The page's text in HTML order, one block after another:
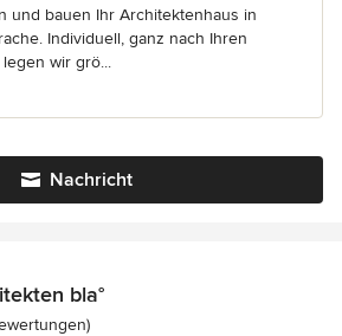
und bauen Ihr Architektenhaus in
Individuell, ganz nach Ihren
wir grö...
Nachricht
bla°
5 von 5 Sternen